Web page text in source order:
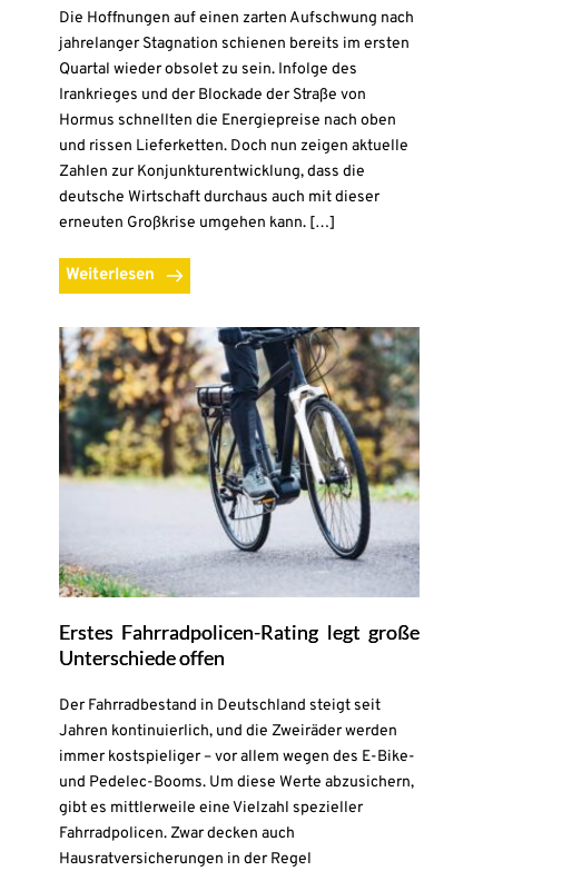
Die Hoffnungen auf einen zarten Aufschwung nach
jahrelanger Stagnation schienen bereits im ersten
Quartal wieder obsolet zu sein. Infolge des
Irankrieges und der Blockade der Straße von
Hormus schnellten die Energiepreise nach oben
und rissen Lieferketten. Doch nun zeigen aktuelle
Zahlen zur Konjunkturentwicklung, dass die
deutsche Wirtschaft durchaus auch mit dieser
erneuten Großkrise umgehen kann. […]
Weiterlesen
Erstes Fahrradpolicen-Rating legt große
Unterschiede offen
Der Fahrradbestand in Deutschland steigt seit
Jahren kontinuierlich, und die Zweiräder werden
immer kostspieliger – vor allem wegen des E-Bike-
und Pedelec-Booms. Um diese Werte abzusichern,
gibt es mittlerweile eine Vielzahl spezieller
Fahrradpolicen. Zwar decken auch
Hausratversicherungen in der Regel